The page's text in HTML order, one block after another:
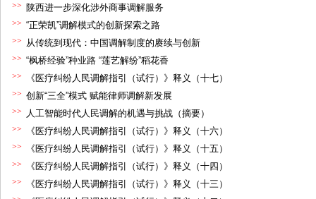
>> 陕西进一步深化涉外商事调解服务
>> “正荣凯”调解模式的创新探索之路
>> 从传统到现代：中国调解制度的赓续与创新
>> “枫桥经验”种业路 “莲艺解纷”稻花香
>> 《医疗纠纷人民调解指引（试行）》释义（十七）
>> 创新“三全”模式 赋能律师调解新发展
>> 人工智能时代人民调解的机遇与挑战（摘要）
>> 《医疗纠纷人民调解指引（试行）》释义（十六）
>> 《医疗纠纷人民调解指引（试行）》释义（十五）
>> 《医疗纠纷人民调解指引（试行）》释义（十四）
>> 《医疗纠纷人民调解指引（试行）》释义（十三）